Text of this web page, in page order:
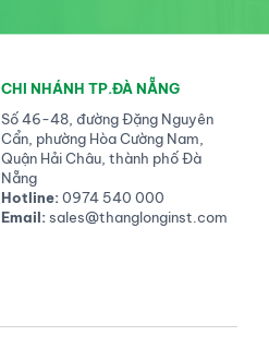
CHI NHÁNH TP.ĐÀ NẴNG
Số 46-48, đường Đặng Nguyên
Cẩn, phường Hòa Cường Nam,
Quận Hải Châu, thành phố Đà
Nẵng
Hotline:0974 540 000
Email:sales@thanglonginst.com